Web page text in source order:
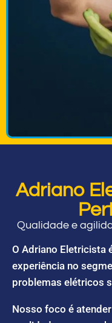
Adriano
Qualidade e
O Adriano Eletricista
experiência no
problemas elétricos
Nosso foco é